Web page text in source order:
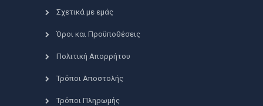
Σχετικά με εμάς
Όροι και Προϋποθέσεις
Πολιτική Απορρήτου
Τρόποι Αποστολής
Τρόποι Πληρωμής